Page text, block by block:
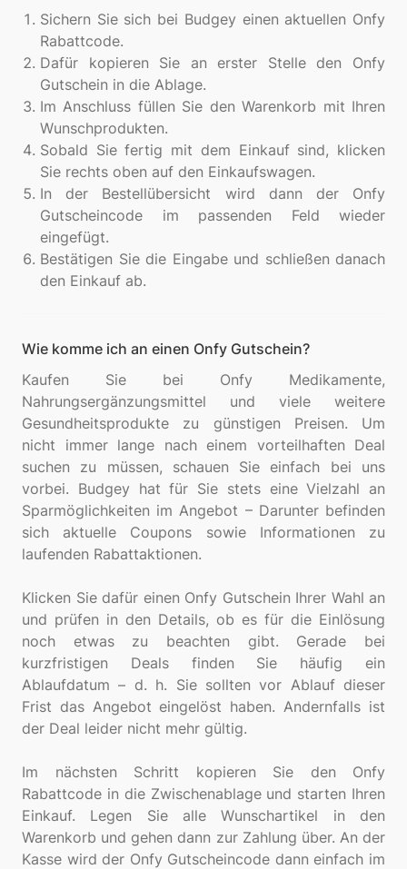
Sichern Sie sich bei Budgey einen aktuellen Onfy
Rabattcode.
Dafür kopieren Sie an erster Stelle den Onfy
Gutschein in die Ablage.
Im Anschluss füllen Sie den Warenkorb mit Ihren
Wunschprodukten.
Sobald Sie fertig mit dem Einkauf sind, klicken
Sie rechts oben auf den Einkaufswagen.
In der Bestellübersicht wird dann der Onfy
Gutscheincode im passenden Feld wieder
eingefügt.
Bestätigen Sie die Eingabe und schließen danach
den Einkauf ab.
Wie komme ich an einen Onfy Gutschein?
Kaufen Sie bei Onfy Medikamente,
Nahrungsergänzungsmittel und viele weitere
Gesundheitsprodukte zu günstigen Preisen. Um
nicht immer lange nach einem vorteilhaften Deal
suchen zu müssen, schauen Sie einfach bei uns
vorbei. Budgey hat für Sie stets eine Vielzahl an
Sparmöglichkeiten im Angebot – Darunter befinden
sich aktuelle Coupons sowie Informationen zu
laufenden Rabattaktionen.
Klicken Sie dafür einen Onfy Gutschein Ihrer Wahl an
und prüfen in den Details, ob es für die Einlösung
noch etwas zu beachten gibt. Gerade bei
kurzfristigen Deals finden Sie häufig ein
Ablaufdatum – d. h. Sie sollten vor Ablauf dieser
Frist das Angebot eingelöst haben. Andernfalls ist
der Deal leider nicht mehr gültig.
Im nächsten Schritt kopieren Sie den Onfy
Rabattcode in die Zwischenablage und starten Ihren
Einkauf. Legen Sie alle Wunschartikel in den
Warenkorb und gehen dann zur Zahlung über. An der
Kasse wird der Onfy Gutscheincode dann einfach im